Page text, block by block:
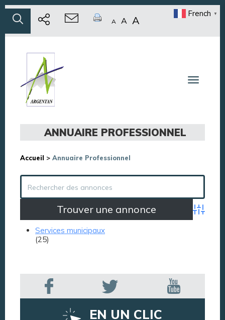
A A A
French ▼
Toggle
ANNUAIRE PROFESSIONNEL
Accueil > Annuaire Professionnel
Services municipaux
(25)
EN UN CLIC